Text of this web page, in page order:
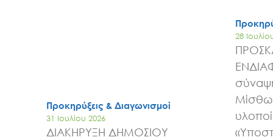
Προκηρύξεις & Διαγωνισμοί
31 Ιουλίου 2026
ΔΙΑΚΗΡΥΞΗ ΔΗΜΟΣΙΟΥ
28